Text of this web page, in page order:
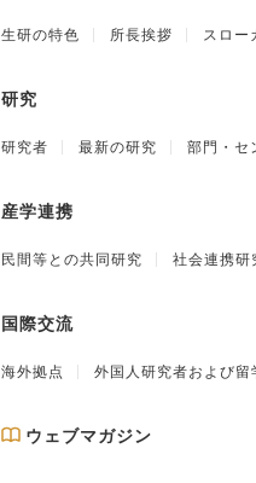
生研の特色 所長挨拶 スロー
研究
研究者 最新の研究 部門・セ
産学連携
民間等との共同研究 社会連携研
国際交流
海外拠点 外国人研究者および留
ウェブマガジン